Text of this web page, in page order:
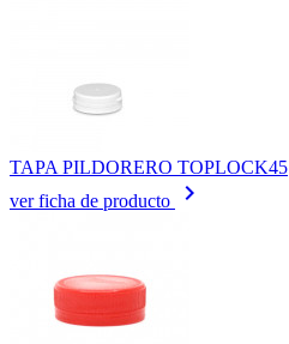
TAPA PILDORERO TOPLOCK45
ver ficha de producto
keyboard_arrow_right